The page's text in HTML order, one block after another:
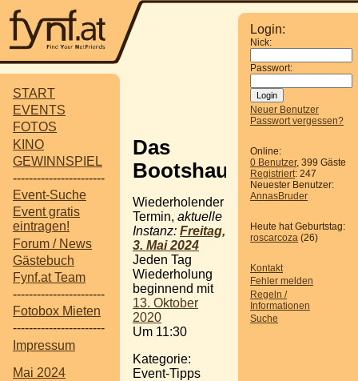
START
EVENTS
FOTOS
KINO
GEWINNSPIEL
-----------------------
Event-Suche
Event gratis
eintragen!
Forum / News
Gästebuch
Fynf.at Team
-----------------------
Fotobox Mieten
-----------------------
Impressum
Mai 2024
Login:
Nick:
Passwort:
Neuer Benutzer
Passwort vergessen?
Online:
0 Benutzer, 399 Gäste
Registriert: 247
Neuester Benutzer:
AnnasBruder
Heute hat Geburtstag:
roscarcoza (26)
Kontakt
Fehler melden
Regeln /
Informationen
Suche
Das
Bootshaus
Wiederholender
Termin, aktuelle
Instanz: Freitag,
3. Mai 2024
Jeden Tag
Wiederholung
beginnend mit
13. Oktober
2020
Um 11:30
Kategorie:
Event-Tipps